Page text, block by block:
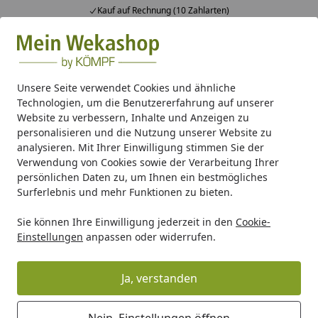
Unsere Seite verwendet Cookies und ähnliche
Technologien, um die Benutzererfahrung auf unserer
Website zu verbessern, Inhalte und Anzeigen zu
personalisieren und die Nutzung unserer Website zu
analysieren. Mit Ihrer Einwilligung stimmen Sie der
Verwendung von Cookies sowie der Verarbeitung Ihrer
persönlichen Daten zu, um Ihnen ein bestmögliches
Surferlebnis und mehr Funktionen zu bieten.
Sie können Ihre Einwilligung jederzeit in den Cookie-
Einstellungen anpassen oder widerrufen.
Ja, verstanden
Kauf auf Rechnung (10 Zahlarten)
Alle Produkte
Mein Konto
Suchen
Startseite
Pavillon Pavillon/Laube Zubehör
Pavillon/Laube Zubehör
Ihre Artikelübersicht
Kategorien
Filter / Sortierung
38 Artikel gefunden